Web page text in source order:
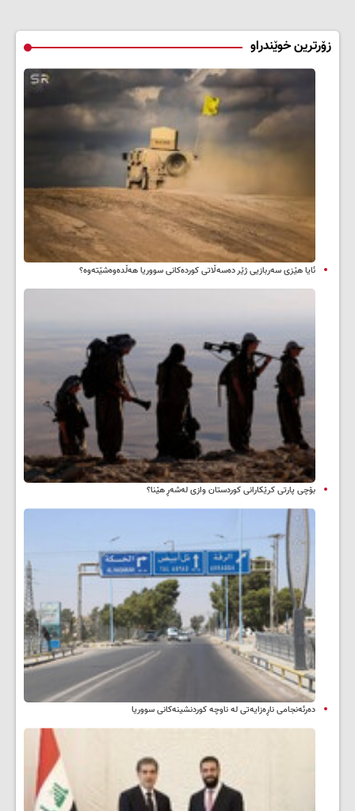
زۆرترین خوێندراو
ئایا هێزی سەربازیی ژێر دەسەڵاتی کوردەکانی سووریا هەڵدەوەشێتەوە؟
بۆچی پارتی کرێکارانی کوردستان وازی لەشەڕ هێنا؟
دەرئەنجامی ناڕەزایەتی لە ناوچە کوردنشینەکانی سووریا